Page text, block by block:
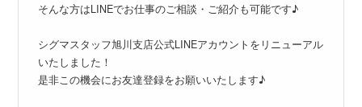
そんな方はLINEでお仕事のご相談・ご紹介も可能です♪
シグマスタッフ旭川支店公式LINEアカウントをリニューアル
いたしました！
是非この機会にお友達登録をお願いいたします♪